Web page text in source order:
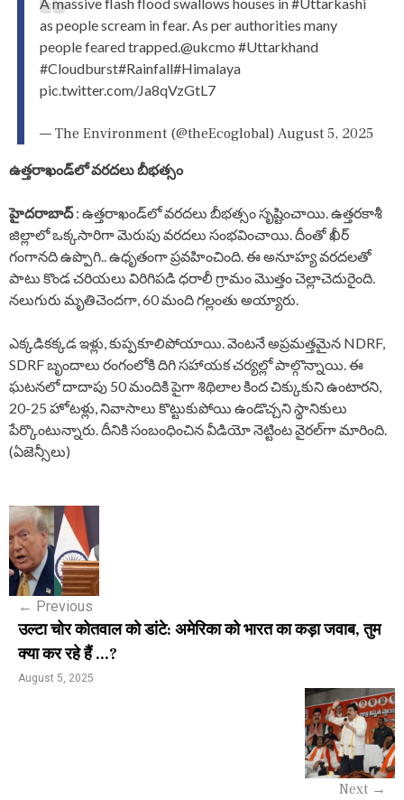
as people scream in fear. As per authorities many
people feared trapped.@ukcmo #Uttarkhand
#Cloudburst#Rainfall#Himalaya
pic.twitter.com/Ja8qVzGtL7
— The Environment (@theEcoglobal) August 5, 2025
ఉత్తరాఖండ్‌లో వరదలు బీభత్సం
హైదరాబాద్: ఉత్తరాఖండ్‌లో వరదలు బీభత్సం సృష్టించాయి. ఉత్తరకాశీ
జిల్లాలో ఒక్కసారిగా మెరుపు వరదలు సంభవించాయి. దీంతో ఖీర్
గంగానది ఉప్పొగి.. ఉధృతంగా ప్రవహించింది. ఈ అనూహ్య వరదలతో
పాటు కొండ చరియలు విరిగిపడి ధరాలీ గ్రామం మొత్తం చెల్లాచెదురైంది.
నలుగురు మృతిచెందగా, 60 మంది గల్లంతు అయ్యారు.
ఎక్కడికక్కడ ఇళ్లు, కుప్పకూలిపోయాయి. వెంటనే అప్రమత్తమైన NDRF,
SDRF బృందాలు రంగంలోకి దిగి సహాయక చర్యల్లో పాల్గొన్నాయి. ఈ
ఘటనలో దాదాపు 50 మందికి పైగా శిథిలాల కింద చిక్కుకుని ఉంటారని,
20-25 హోటళ్లు, నివాసాలు కొట్టుకుపోయి ఉండొచ్చని స్థానికులు
పేర్కొంటున్నారు. దీనికి సంబంధించిన వీడియో నెట్టింట వైరల్‌గా మారింది.
(ఏజెన్సీలు)
P
o
s
n
a
← Previous
उल्टा चोर कोतवाल को डांटे: अमेरिका को भारत का कड़ा जवाब, तुम
क्या कर रहे हैं ...?
August 5, 2025
Next →